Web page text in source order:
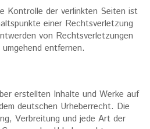
Kontrolle der verlinkten Seiten ist
einer Rechtsverletzung
von Rechtsverletzungen
entfernen.
erstellten Inhalte und Werke auf
deutschen Urheberrecht. Die
Verbreitung und jede Art der